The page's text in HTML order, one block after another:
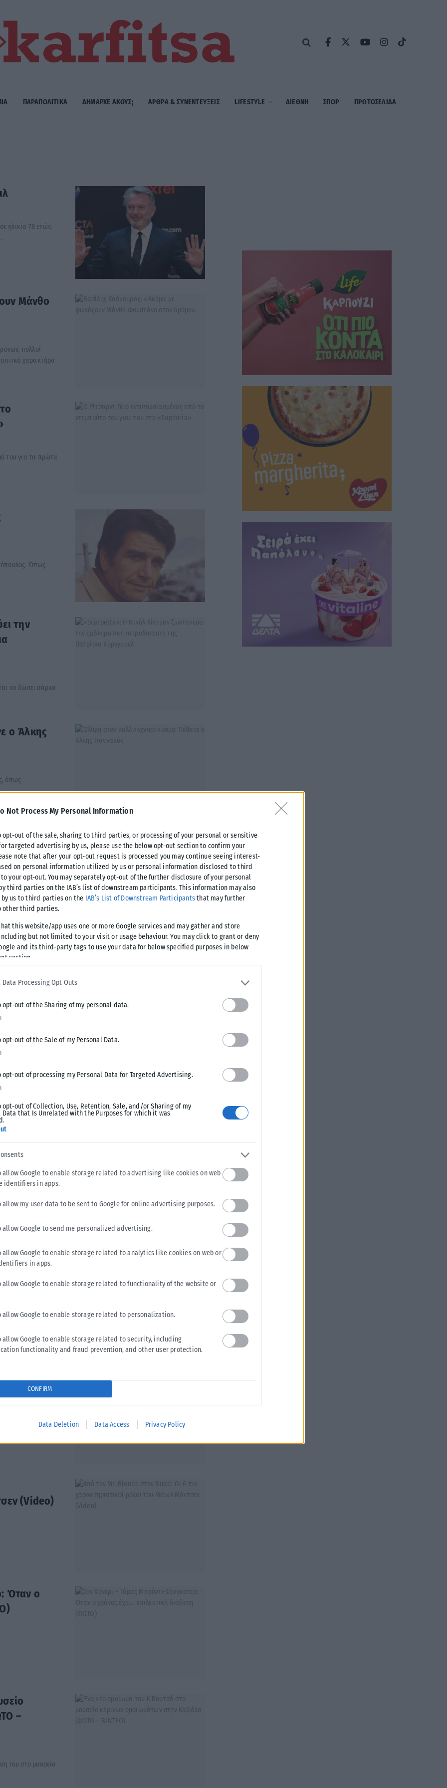
Not Process My Personal Information
opt-out of the sale, sharing to third parties, or processing of your personal or sensitive
targeted advertising by us, please use the below opt-out section to confirm your
note that after your opt-out request is processed you may continue seeing interest-
on personal information utilized by us or personal information disclosed to third
your opt-out. You may separately opt-out of the further disclosure of your personal
third parties on the IAB’s list of downstream participants. This information may also
by us to third parties on the IAB’s List of Downstream Participantsthat may further
other third parties.
this website/app uses one or more Google services and may gather and store
but not limited to your visit or usage behaviour. You may click to grant or deny
and its third-party tags to use your data for below specified purposes in below
section.
Data Processing Opt Outs
opt-out of the Sharing of my personal data.
opt-out of the Sale of my Personal Data.
opt-out of processing my Personal Data for Targeted Advertising.
opt-out of Collection, Use, Retention, Sale, and/or Sharing of my
Data that Is Unrelated with the Purposes for which it was
allow Google to enable storage related to advertising like cookies on web
identifiers in apps.
allow my user data to be sent to Google for online advertising purposes.
allow Google to send me personalized advertising.
allow Google to enable storage related to analytics like cookies on web or
in apps.
allow Google to enable storage related to functionality of the website or
allow Google to enable storage related to personalization.
allow Google to enable storage related to security, including
functionality and fraud prevention, and other user protection.
CONFIRM
Data Deletion Data Access Privacy Policy
ΠΑΡΑΠΟΛΙΤΙΚΑ ΔΗΜΑΡΧE ΑΚΟΥΣ; ΑΡΘΡΑ & ΣΥΝΕΝΤΕΥΞΕΙΣ LIFESTYLE ΔΙΕΘΝΗ ΣΠΟΡ ΠΡΩΤΟΣΈΛΙΔΑ
ηλικία 78 ετών,
Μάνθο
πολλοί
χαρακτήρα
του για τα πρώτα
Όπως
την
να δώσει σάρκα
ο Άλκης
όπως
Νάκος
Μιχελή –
(ALS)
της
και δυο
Μιχελής
Μιχελής –
Facebook
Nip/Tuck
της
(Video)
Όταν ο
–
του στο μουσείο